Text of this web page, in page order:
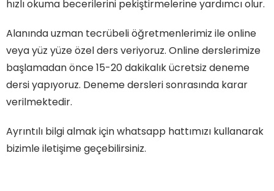
hızlı okuma becerilerini pekiştirmelerine yardımcı olur.
Alanında uzman tecrübeli öğretmenlerimiz ile online
veya yüz yüze özel ders veriyoruz. Online derslerimize
başlamadan önce 15-20 dakikalık ücretsiz deneme
dersi yapıyoruz. Deneme dersleri sonrasında karar
verilmektedir.
Ayrıntılı bilgi almak için whatsapp hattımızı kullanarak
bizimle iletişime geçebilirsiniz.